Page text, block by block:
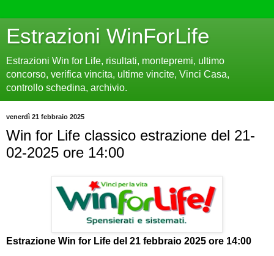
Estrazioni WinForLife
Estrazioni Win for Life, risultati, montepremi, ultimo
concorso, verifica vincita, ultime vincite, Vinci Casa,
controllo schedina, archivio.
venerdì 21 febbraio 2025
Win for Life classico estrazione del 21-
02-2025 ore 14:00
Estrazione Win for Life del 21 febbraio 2025 ore 14:00